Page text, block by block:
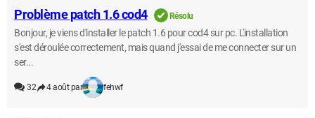
Problème patch 1.6 cod4 Résolu
Bonjour, je viens d'installer le patch 1.6 pour cod4 sur pc. L'installation
s'est déroulée correctement, mais quand j'essai de me connecter sur un
ser...
32 4 août par fehwf